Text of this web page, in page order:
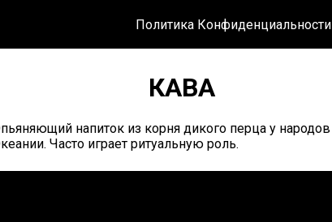
Политика Конфиденциальности
КАВА
напиток из корня дикого перца у народов
Часто играет ритуальную роль.